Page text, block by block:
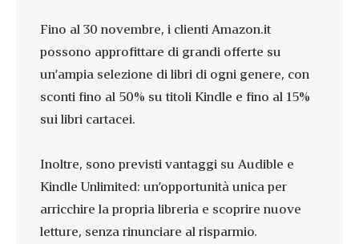
Fino al 30 novembre, i clienti Amazon.it
possono approfittare di grandi offerte su
un’ampia selezione di libri di ogni genere, con
sconti fino al 50% su titoli Kindle e fino al 15%
sui libri cartacei.
Inoltre, sono previsti vantaggi su Audible e
Kindle Unlimited: un’opportunità unica per
arricchire la propria libreria e scoprire nuove
letture, senza rinunciare al risparmio.